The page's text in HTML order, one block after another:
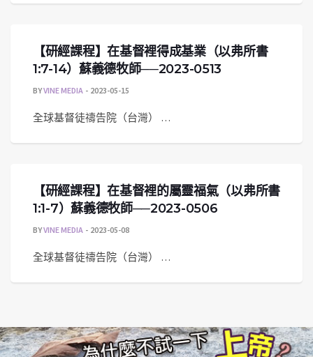
【研經課程】在基督裡得成基業（以弗所書
1:7-14）蘇義德牧師──2023-0513
BYVINE MEDIA 2023-05-15
全球基督徒禱告院（台灣） …
【研經課程】在基督裡的屬靈福氣（以弗所書
1:1-7）蘇義德牧師──2023-0506
BYVINE MEDIA 2023-05-08
全球基督徒禱告院（台灣） …